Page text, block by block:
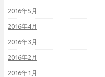
2016年5月
2016年4月
2016年3月
2016年2月
2016年1月